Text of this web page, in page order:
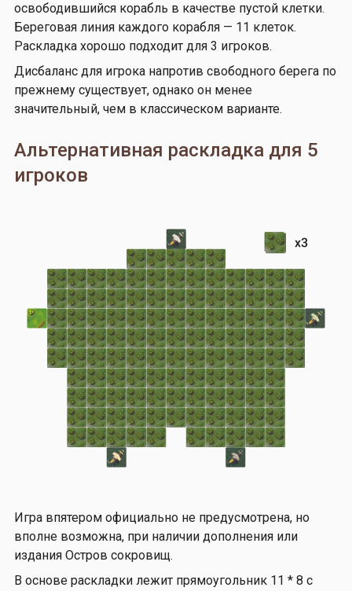
освободившийся корабль в качестве пустой клетки.
Береговая линия каждого корабля — 11 клеток.
Раскладка хорошо подходит для 3 игроков.
Дисбаланс для игрока напротив свободного берега по
прежнему существует, однако он менее
значительный, чем в классическом варианте.
Альтернативная раскладка для 5
игроков
Игра впятером официально не предусмотрена, но
вполне возможна, при наличии дополнения или
издания Остров сокровищ.
В основе раскладки лежит прямоугольник 11 * 8 с